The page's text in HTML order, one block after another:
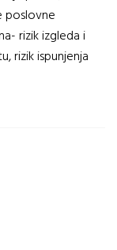
poslovne
rizik izgleda i
rizik ispunjenja